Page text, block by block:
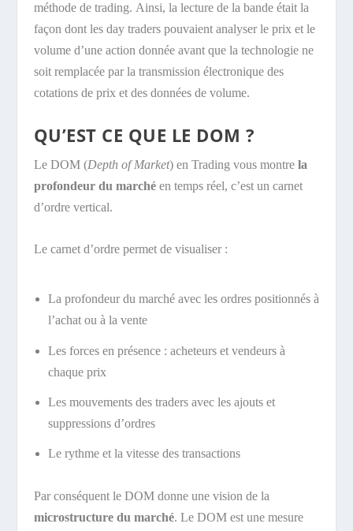
méthode de trading. Ainsi, la lecture de la bande était la
façon dont les day traders pouvaient analyser le prix et le
volume d’une action donnée avant que la technologie ne
soit remplacée par la transmission électronique des
cotations de prix et des données de volume.
QU’EST CE QUE LE DOM ?
Le DOM (Depth of Market) en Trading vous montre la
profondeur du marchéen temps réel, c’est un carnet
d’ordre vertical.
Le carnet d’ordre permet de visualiser :
La profondeur du marché avec les ordres positionnés à
l’achat ou à la vente
Les forces en présence : acheteurs et vendeurs à
chaque prix
Les mouvements des traders avec les ajouts et
suppressions d’ordres
Le rythme et la vitesse des transactions
Par conséquent le DOM donne une vision de la
microstructure du marché. Le DOM est une mesure